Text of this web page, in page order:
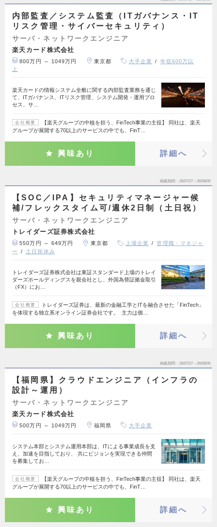
内部監査／システム監査（ITガバナンス・IT
リスク管理・サイバーセキュリティ）
サーバ・ネットワークエンジニア
楽天カード株式会社
800万円 ～ 1049万円 東京都 大手企業
年収600万以
上
楽天カードの情報システム全般に関する内部監査業務を通じ
て、ITガバナンス、ITリスク管理、システム開発・運用プロ
セス、サ…
会社概要
【楽天グループの中核を担う、FinTech事業の主役】 同社は、楽天
グループが展開する70以上のサービスの中でも、FinT…
興味あり 詳細へ
掲載期間 26/07/27～26/08/09
【SOC／IPA】セキュリティマネージャー候
補/フレックスタイム可/週休2日制（土日祝）
サーバ・ネットワークエンジニア
トレイダーズ証券株式会社
550万円 ～ 649万円 東京都 上場企業
管理職・マネジャ
ー
土日祝休み
トレイダーズ証券株式会社は東証スタンダード上場のトレイ
ダーズホールディングスを親会社とし、外国為替証拠金取引
（FX）にお…
会社概要
トレイダーズ証券は、最新の金融工学とITを融合させた「FinTech」
を体現する独立系オンライン証券会社です。 主力は個…
興味あり 詳細へ
掲載期間 26/07/27～26/08/09
【福岡県】クラウドエンジニア（インフラの
設計～運用）
サーバ・ネットワークエンジニア
楽天カード株式会社
500万円 ～ 1049万円 福岡県 大手企業
システム本部とシステム運用本部は、ITによる事業成長を支
え、加速を目指しており、 共にビジョンを実現できる仲間
を募集してお…
会社概要
【楽天グループの中核を担う、FinTech事業の主役】 同社は、楽天
グループが展開する70以上のサービスの中でも、FinT…
興味あり 詳細へ